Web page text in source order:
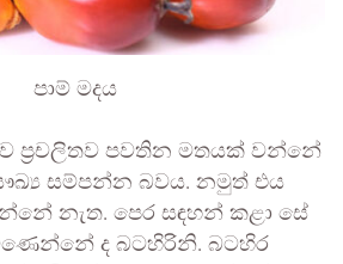
පාම් මදය
ප්‍රචලිතව පවතින මතයක් වන්නේ
සම්පන්න බවය. නමුත් එය
නැත. පෙර සඳහන් කළා සේ
ද බටහිරිනි. බටහිර